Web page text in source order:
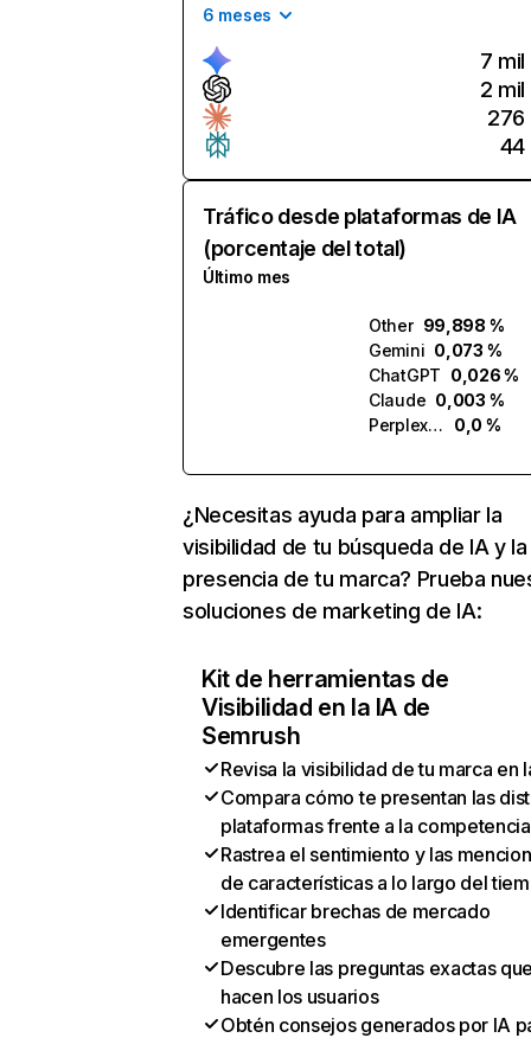
6 meses
7 mil
2 mil
276
44
Tráfico desde plataformas de IA
(porcentaje del total)
Último mes
Other 99,898 %
Gemini 0,073 %
ChatGPT 0,026 %
Claude 0,003 %
Perplexity
0,0 %
¿Necesitas ayuda para ampliar la
visibilidad de tu búsqueda de IA y la
presencia de tu marca? Prueba
soluciones de marketing de IA:
Kit de herramientas de
Visibilidad en la IA de
Semrush
Revisa la visibilidad de tu marca en
Compara cómo te presentan las
plataformas frente a la competencia
Rastrea el sentimiento y las
de características a lo largo del
Identificar brechas de mercado
emergentes
Descubre las preguntas exactas
hacen los usuarios
Obtén consejos generados por IA